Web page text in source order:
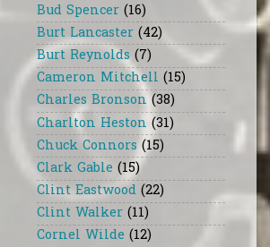
Bud Spencer (16)
Burt Lancaster (42)
Burt Reynolds (7)
Cameron Mitchell (15)
Charles Bronson (38)
Charlton Heston (31)
Chuck Connors (15)
Clark Gable (15)
Clint Eastwood (22)
Clint Walker (11)
Cornel Wilde (12)